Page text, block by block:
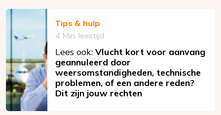
Tips & hulp
4 Min. leestijd
Lees ook: Vlucht kort voor aanvang
geannuleerd door
weersomstandigheden, technische
problemen, of een andere reden?
Dit zijn jouw rechten